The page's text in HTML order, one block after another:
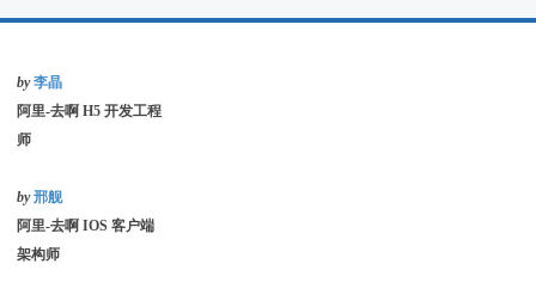
by 李晶
阿里-去啊 H5 开发工程
师
by 邢舰
阿里-去啊 IOS 客户端
架构师